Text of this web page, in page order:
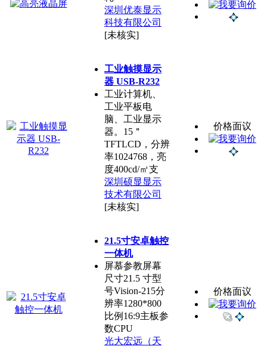
深圳优泰显示
科技有限公司
[未核实]
工业触摸显示
器 USB-R232
工业计算机、
工业平板电
脑、工业显示
器。15＂
TFTLCD，分辨
率1024768，亮
度400cd/㎡支
深圳硕显显示
技术有限公司
[未核实]
价格面议
21.5寸安卓触控
一体机
屏慕参教屏幕
尺寸21.5 寸型
号Vision-215分
辨率1280*800
比例16:9主板参
数CPU
光大宏远（天
价格面议